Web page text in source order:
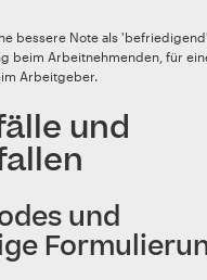
bessere Note als
beim Arbeitnehmenden, für
Arbeitgeber.
und
und